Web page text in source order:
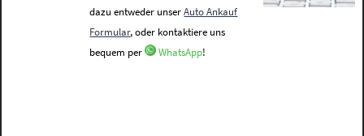
dazu entweder unserAuto Ankauf
Formular, oder kontaktiere uns
bequem per
WhatsApp!